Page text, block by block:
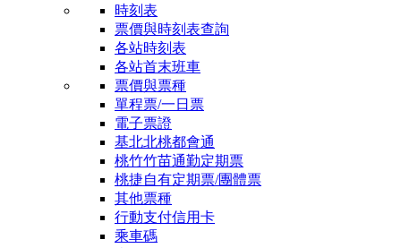
時刻表
票價與時刻表查詢
各站時刻表
各站首末班車
票價與票種
單程票/一日票
電子票證
基北北桃都會通
桃竹竹苗通勤定期票
桃捷自有定期票/團體票
其他票種
行動支付信用卡
乘車碼